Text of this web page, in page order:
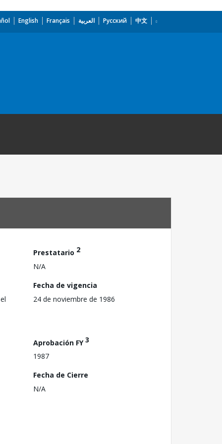
English Français العربية Русский 中文
Prestatario 2
N/A
Fecha de vigencia
24 de noviembre de 1986
Aprobación FY3
1987
Fecha de Cierre
N/A